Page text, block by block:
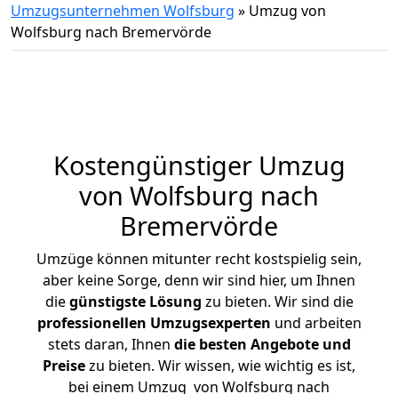
Umzugsunternehmen Wolfsburg » Umzug von
Wolfsburg nach Bremervörde
Kostengünstiger Umzug
von Wolfsburg nach
Bremervörde
Umzüge können mitunter recht kostspielig sein,
aber keine Sorge, denn wir sind hier, um Ihnen
diegünstigste Lösung zu bieten. Wir sind die
professionellen Umzugsexperten und arbeiten
stets daran, Ihnen die besten Angebote und
Preisezu bieten. Wir wissen, wie wichtig es ist,
bei einem Umzug von Wolfsburg nach